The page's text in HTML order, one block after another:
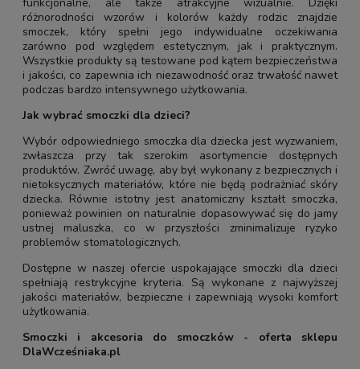
różnorodności wzorów i kolorów każdy rodzic znajdzie
smoczek, który spełni jego indywidualne oczekiwania
zarówno pod względem estetycznym, jak i praktycznym.
Wszystkie produkty są testowane pod kątem bezpieczeństwa
i jakości, co zapewnia ich niezawodność oraz trwałość nawet
podczas bardzo intensywnego użytkowania.
Jak wybrać smoczki dla dzieci?
Wybór odpowiedniego smoczka dla dziecka jest wyzwaniem,
zwłaszcza przy tak szerokim asortymencie dostępnych
produktów. Zwróć uwagę, aby był wykonany z bezpiecznych i
nietoksycznych materiałów, które nie będą podrażniać skóry
dziecka. Równie istotny jest anatomiczny kształt smoczka,
ponieważ powinien on naturalnie dopasowywać się do jamy
ustnej maluszka, co w przyszłości zminimalizuje ryzyko
problemów stomatologicznych.
Dostępne w naszej ofercie uspokajające smoczki dla dzieci
spełniają restrykcyjne kryteria. Są wykonane z najwyższej
jakości materiałów, bezpieczne i zapewniają wysoki komfort
użytkowania.
Smoczki i akcesoria do smoczków - oferta sklepu
DlaWcześniaka.pl